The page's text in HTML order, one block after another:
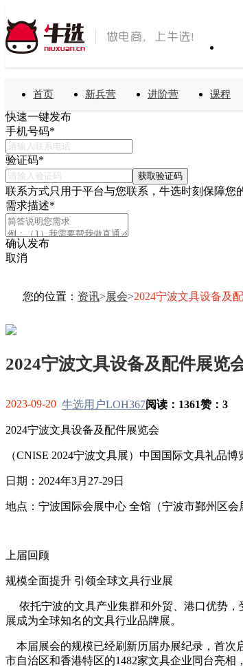
首页 新兵营 进阶营 课程
快速一键发布
手机号码*
验证码*
获取验证码
联系方式只用于平台与您联系，牛选时刻保障您
需求描述*
确认发布
取消
您的位置： 资讯>展会>2024宁波文具设备及
2024宁波文具设备及配件展览
牛选用户LOH367阅读：1361赞：3
2023-09-20
2024宁波文具设备及配件展览会
（CNISE 2024宁波文具展）中国国际文具礼品博
日期：2024年3月27-29日
地点：宁波国际会展中心 全馆（宁波市鄞州区会
上届回顾
规模全面提升 引领全球文具行业展
依托宁波的文具产业集群和外贸、港口优势，
展成为全球知名的文具行业品牌展。
本届展会的规模已经刷新历届办展纪录，首次
市自治区和香港特区的1482家文具企业同台亮相